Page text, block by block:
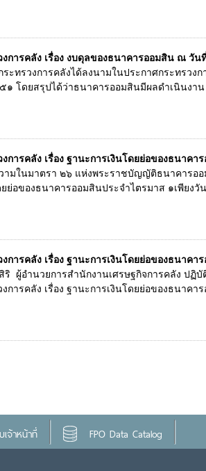
การคลัง เรื่อง งบดุลของธนาคารออมสิน ณ วันที่
ระทรวงการคลังได้ลงนามในประกาศกระทรว
โดยสรุปได้ว่าธนาคารออมสินมีผลดำเนินงา
การคลัง เรื่อง ฐานะการเงินโดยย่อของธนาคา
ามในมาตรา ๒๖ แห่งพระราชบัญญัติธนาคารอ
ยย่อของธนาคารออมสินประจำไตรมาส ๑เพีย
การคลัง เรื่อง ฐานะการเงินโดยย่อของธนาค
ผู้อำนวยการสำนักงานเศรษฐกิจการคลัง ปฏิ
การคลัง เรื่อง ฐานะการเงินโดยย่อของธนาค
เจ้าหน้าที่ FPO Data Catalog